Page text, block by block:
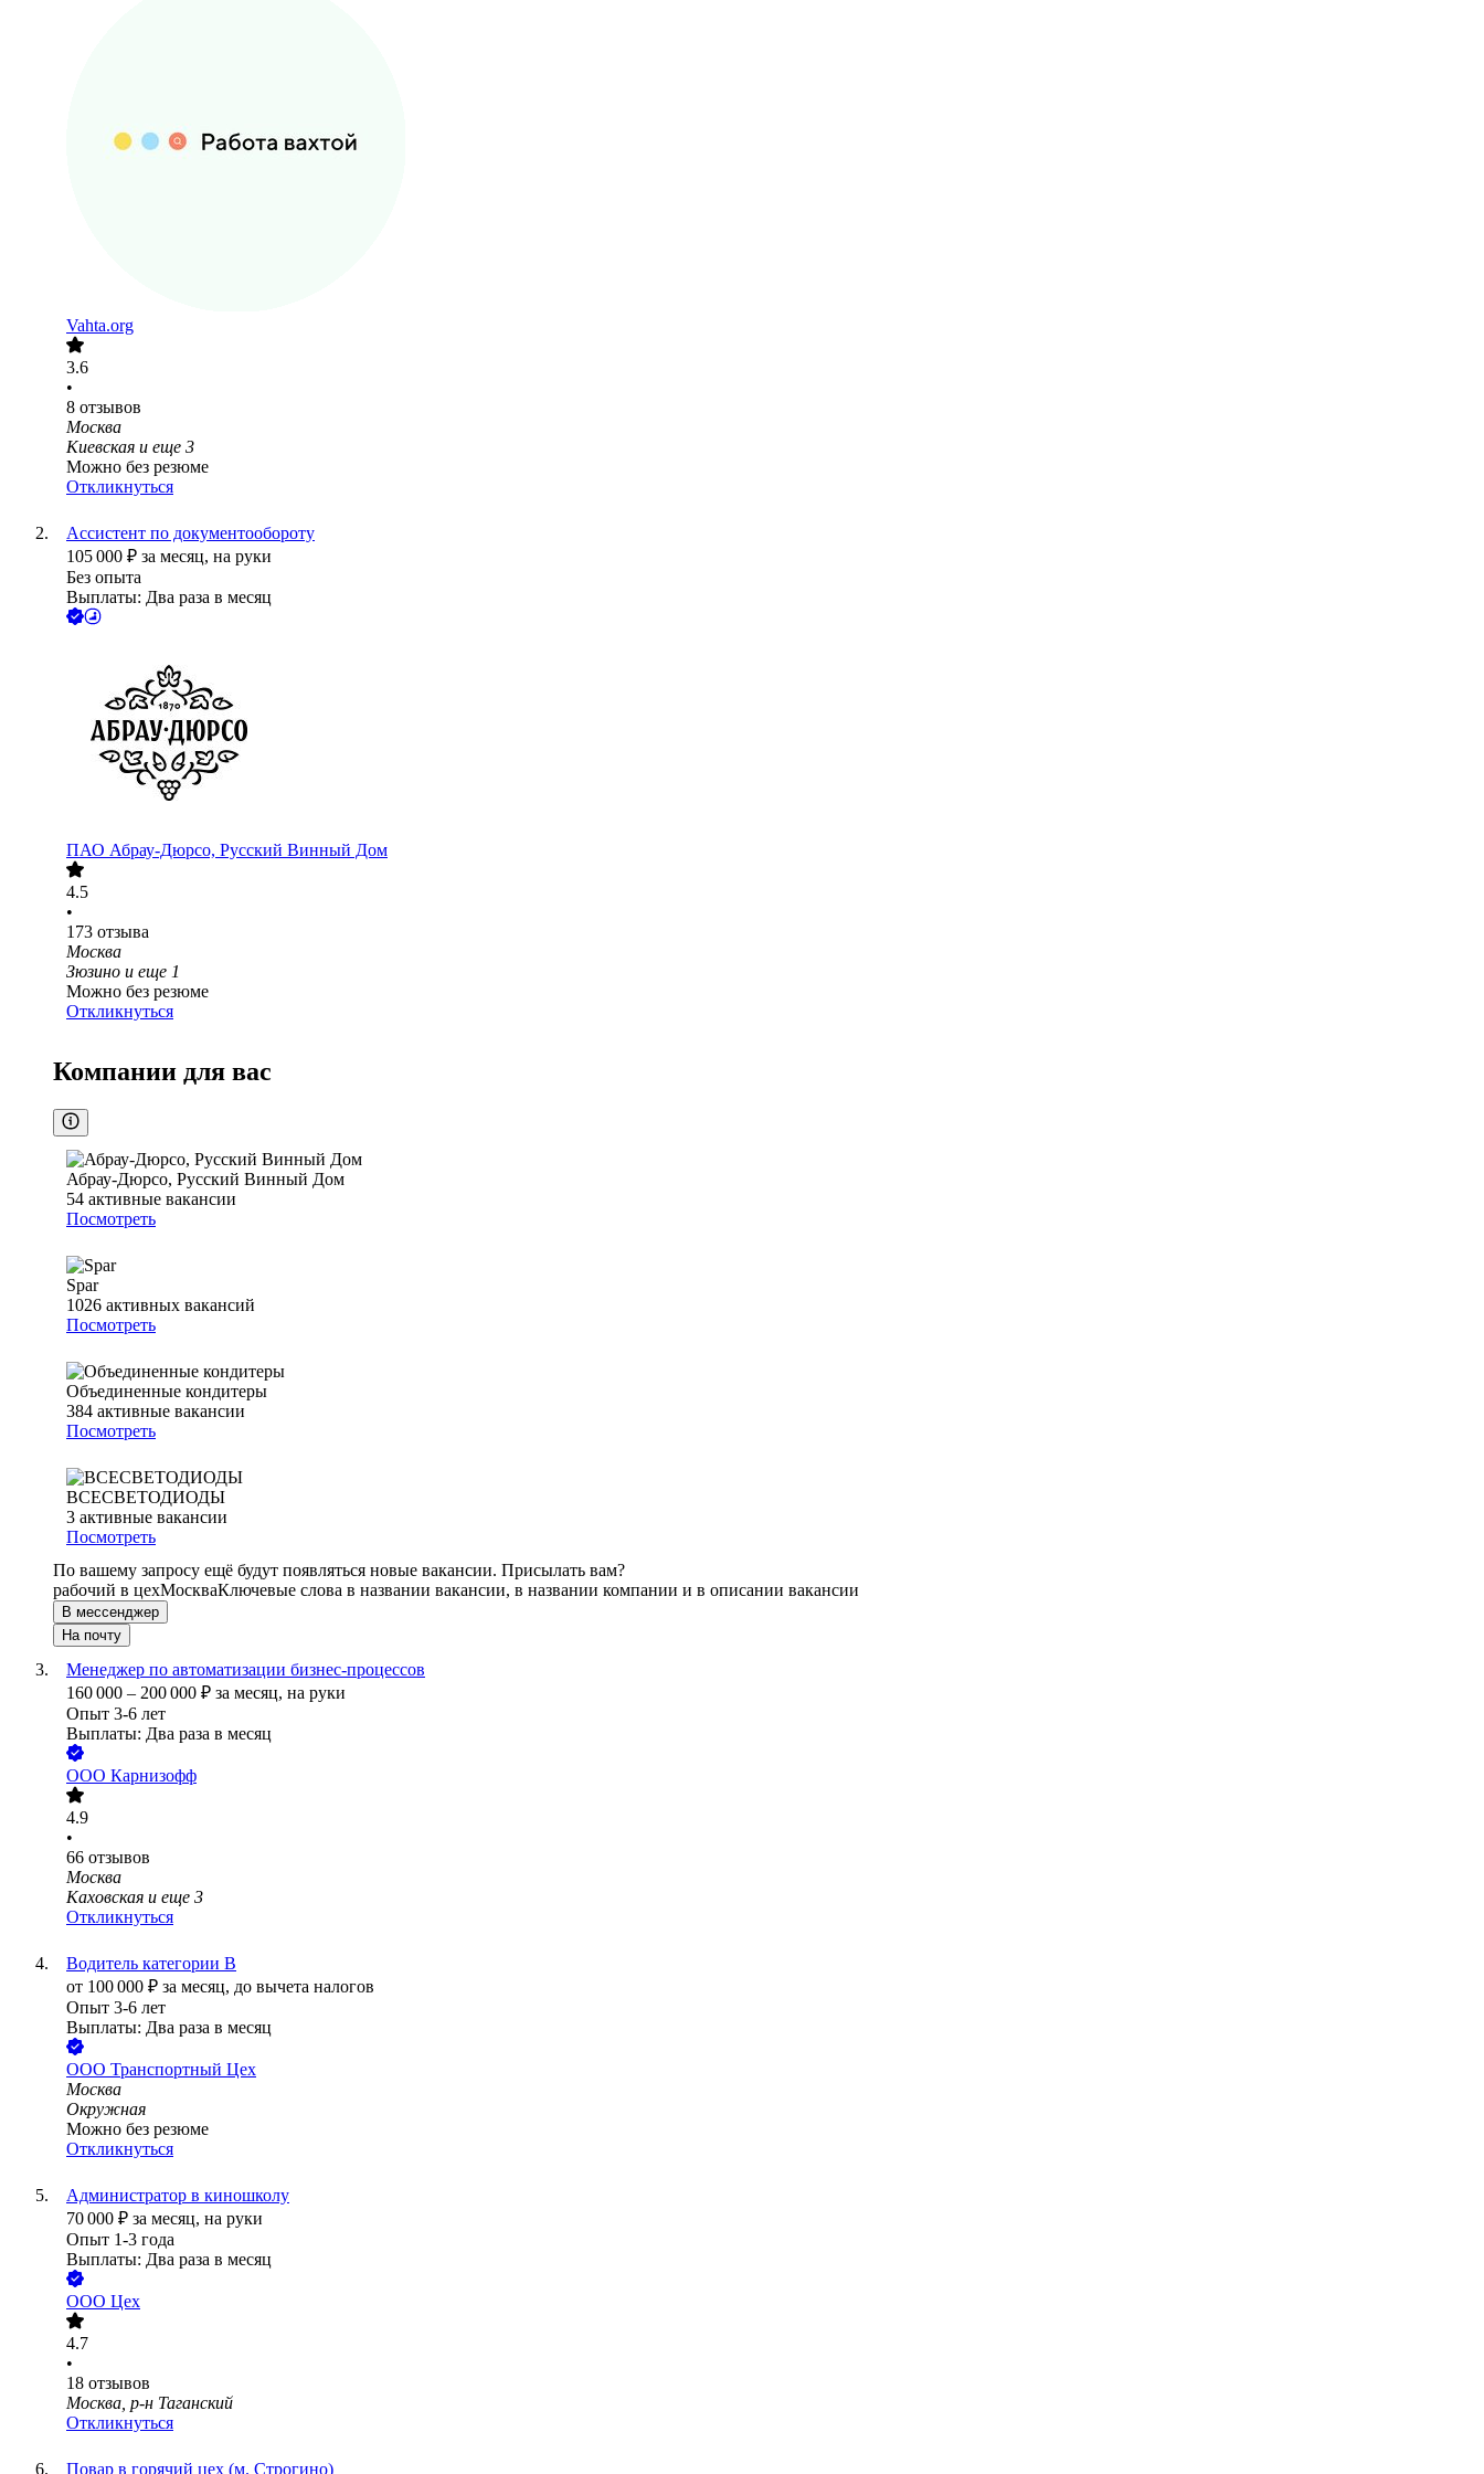
Vahta.org
3.6
•
8 отзывов
Москва
Киевская и еще 3
Можно без резюме
Откликнуться
Ассистент по документообороту
105 000 ₽ за месяц, на руки
Без опыта
Выплаты: Два раза в месяц
ПАО Абрау-Дюрсо, Русский Винный Дом
4.5
•
173 отзыва
Москва
Зюзино и еще 1
Можно без резюме
Откликнуться
Компании для вас
Абрау-Дюрсо, Русский Винный Дом
54 активные вакансии
Посмотреть
Spar
1026 активных вакансий
Посмотреть
Объединенные кондитеры
384 активные вакансии
Посмотреть
ВСЕСВЕТОДИОДЫ
3 активные вакансии
Посмотреть
По вашему запросу ещё будут появляться новые вакансии. Присылать вам?
рабочий в цехМоскваКлючевые слова в названии вакансии, в названии компании и в описании вакансии
В мессенджер
На почту
Менеджер по автоматизации бизнес-процессов
160 000 – 200 000 ₽ за месяц, на руки
Опыт 3-6 лет
Выплаты: Два раза в месяц
ООО Карнизофф
4.9
•
66 отзывов
Москва
Каховская и еще 3
Откликнуться
Водитель категории В
от 100 000 ₽ за месяц, до вычета налогов
Опыт 3-6 лет
Выплаты: Два раза в месяц
ООО Транспортный Цех
Москва
Окружная
Можно без резюме
Откликнуться
Администратор в киношколу
70 000 ₽ за месяц, на руки
Опыт 1-3 года
Выплаты: Два раза в месяц
ООО Цех
4.7
•
18 отзывов
Москва, р-н Таганский
Откликнуться
Повар в горячий цех (м. Строгино)